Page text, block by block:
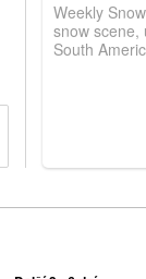
Weekly
snow scene,
South
2026,
two